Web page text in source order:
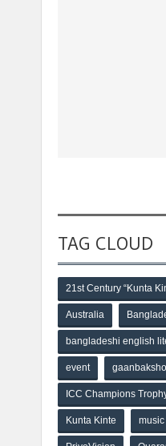
TAG CLOUD
21st Century “Kunta
Australia
bangladeshi english
event gaanbaksho
ICC Champions
Kunta Kinte music